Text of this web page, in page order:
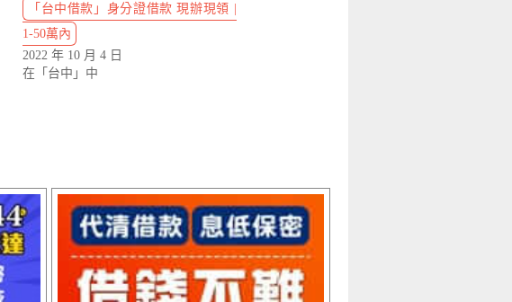
「台中借款」身分證借款 現辦現領 |
1-50萬內
2022 年 10 月 4 日
在「台中」中